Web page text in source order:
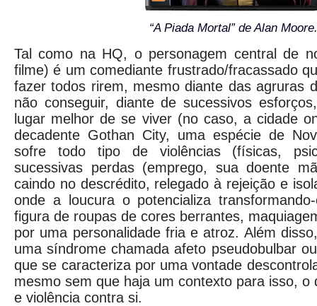
“A Piada Mortal” de Alan Moore.
Tal como na HQ, o personagem central de
filme) é um comediante frustrado/fracassado
fazer todos rirem, mesmo diante das agruras
não conseguir, diante de sucessivos
lugar melhor de se viver (no caso, a cidade
decadente Gothan City, uma espécie de
sofre todo tipo de violências (físicas,
sucessivas perdas (emprego, sua doente
caindo no descrédito, relegado à rejeição e
onde a loucura o potencializa
figura de roupas de cores berrantes,
por uma personalidade fria e atroz. Além
uma síndrome chamada afeto pseudobulbar
que se caracteriza por uma vontade
mesmo sem que haja um contexto para isso, o
e violência contra si.